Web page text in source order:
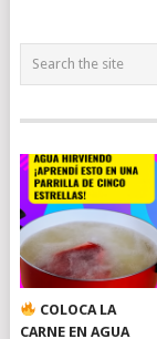
COLOCA LA
CARNE EN AGUA